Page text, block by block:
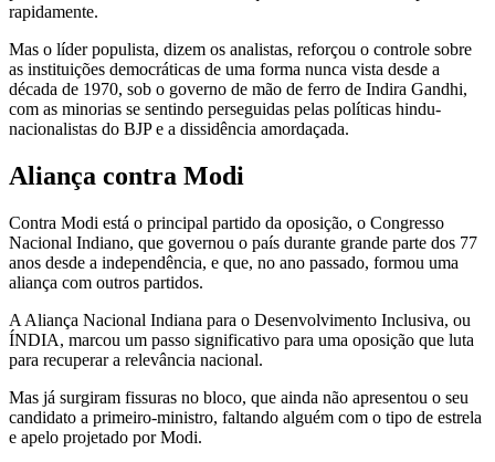
rapidamente.
Mas o líder populista, dizem os analistas, reforçou o controle sobre
as instituições democráticas de uma forma nunca vista desde a
década de 1970, sob o governo de mão de ferro de Indira Gandhi,
com as minorias se sentindo perseguidas pelas políticas hindu-
nacionalistas do BJP e a dissidência amordaçada.
Aliança contra Modi
Contra Modi está o principal partido da oposição, o Congresso
Nacional Indiano, que governou o país durante grande parte dos 77
anos desde a independência, e que, no ano passado, formou uma
aliança com outros partidos.
A Aliança Nacional Indiana para o Desenvolvimento Inclusiva, ou
ÍNDIA, marcou um passo significativo para uma oposição que luta
para recuperar a relevância nacional.
Mas já surgiram fissuras no bloco, que ainda não apresentou o seu
candidato a primeiro-ministro, faltando alguém com o tipo de estrela
e apelo projetado por Modi.